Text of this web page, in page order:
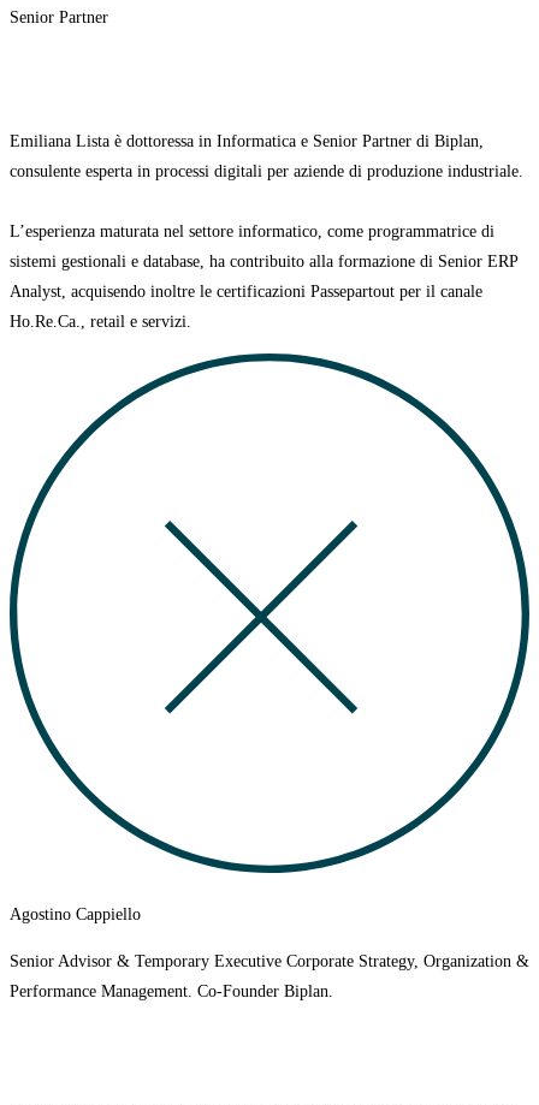
Senior Partner
Emiliana Lista è dottoressa in Informatica e Senior Partner di Biplan,
consulente esperta in processi digitali per aziende di produzione industriale.
L’esperienza maturata nel settore informatico, come programmatrice di
sistemi gestionali e database, ha contribuito alla formazione di Senior ERP
Analyst, acquisendo inoltre le certificazioni Passepartout per il canale
Ho.Re.Ca., retail e servizi.
Agostino Cappiello
Senior Advisor & Temporary Executive Corporate Strategy, Organization &
Performance Management. Co-Founder Biplan.